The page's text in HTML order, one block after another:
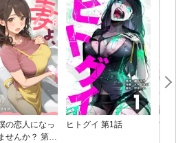
の恋人になっ
せんか？ 第1
ヒトグイ 第1話
世